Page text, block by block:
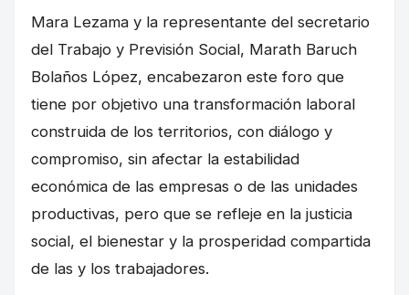
Mara Lezama y la representante del secretario
del Trabajo y Previsión Social, Marath Baruch
Bolaños López, encabezaron este foro que
tiene por objetivo una transformación laboral
construida de los territorios, con diálogo y
compromiso, sin afectar la estabilidad
económica de las empresas o de las unidades
productivas, pero que se refleje en la justicia
social, el bienestar y la prosperidad compartida
de las y los trabajadores.